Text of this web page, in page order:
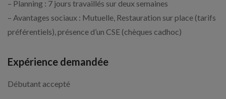
– Planning : 7 jours travaillés sur deux semaines
– Avantages sociaux : Mutuelle, Restauration sur place (tarifs
préférentiels), présence d’un CSE (chèques cadhoc)
Expérience demandée
Débutant accepté